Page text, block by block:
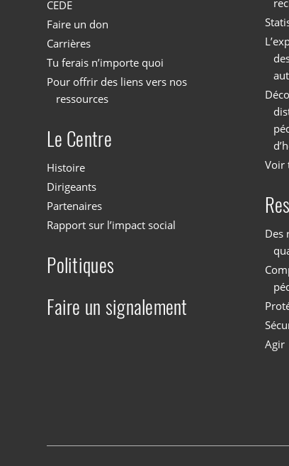
CEDE
Faire un don
Carrières
Tu ferais n’importe quoi
Pour offrir des liens vers nos
ressources
Le Centre
Histoire
Dirigeants
Partenaires
Rapport sur l’impact social
Politiques
Faire un signalement
Voir
Des
Agir